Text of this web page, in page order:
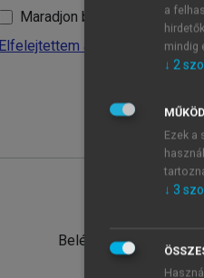
Maradjon belépve
Elfelejtettem a jelszavamat
Belépés intézményi
a
mindig
↓ 2
Ezek a
↓ 3